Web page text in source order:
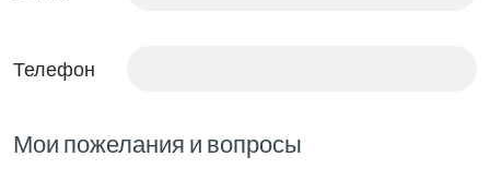
Телефон
Мои пожелания и вопросы